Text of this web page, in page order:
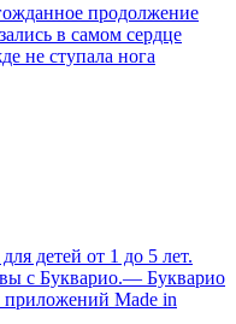
продолжение
в самом сердце
не ступала нога
детей от 1 до 5 лет.
с Букварио.— Букварио
приложений Made in